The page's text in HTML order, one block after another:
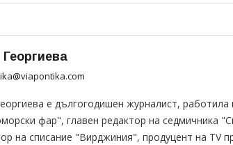
е дългогодишен журналист, работила
фар", главен редактор на седмичника
на списание "Вирджиния", продуцент на TV